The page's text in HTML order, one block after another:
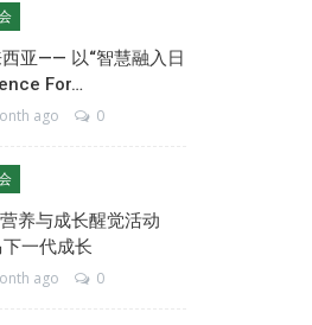
亚—— 以“智慧融入日
For…
ago 0
养与成长醒觉活动
一代成长
ago 0